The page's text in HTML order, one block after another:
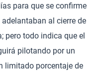
para que se confirme
al cierre de
pero todo indica que el
pilotando por un
limitado porcentaje de